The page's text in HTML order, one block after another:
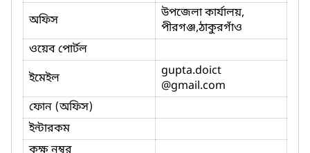
অফিস
উপজেলা কার্যালয়,
পীরগঞ্জ,ঠাকুরগাঁও
ওয়েব পোর্টল
ইমেইল
gupta.doict
@gmail.com
ফোন (অফিস)
ইন্টারকম